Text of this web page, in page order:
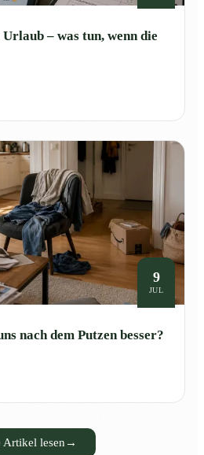
– was tun, wenn die
9
JUL
nach dem Putzen besser?
Artikel lesen →